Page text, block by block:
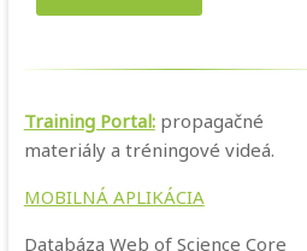
Training Portal:propagačné
materiály a tréningové videá.
MOBILNÁ APLIKÁCIA
Databáza Web of Science Core